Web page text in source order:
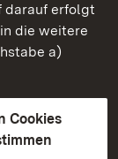
darauf erfolgt
die weitere
a)
Cookies